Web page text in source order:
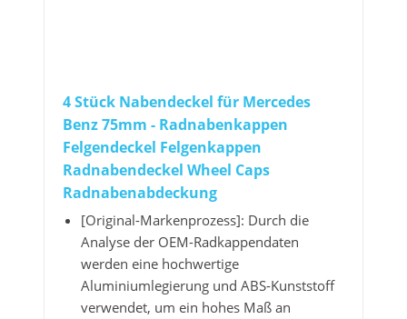
4 Stück Nabendeckel für Mercedes
Benz 75mm - Radnabenkappen
Felgendeckel Felgenkappen
Radnabendeckel Wheel Caps
Radnabenabdeckung
[Original-Markenprozess]: Durch die
Analyse der OEM-Radkappendaten
werden eine hochwertige
Aluminiumlegierung und ABS-Kunststoff
verwendet, um ein hohes Maß an